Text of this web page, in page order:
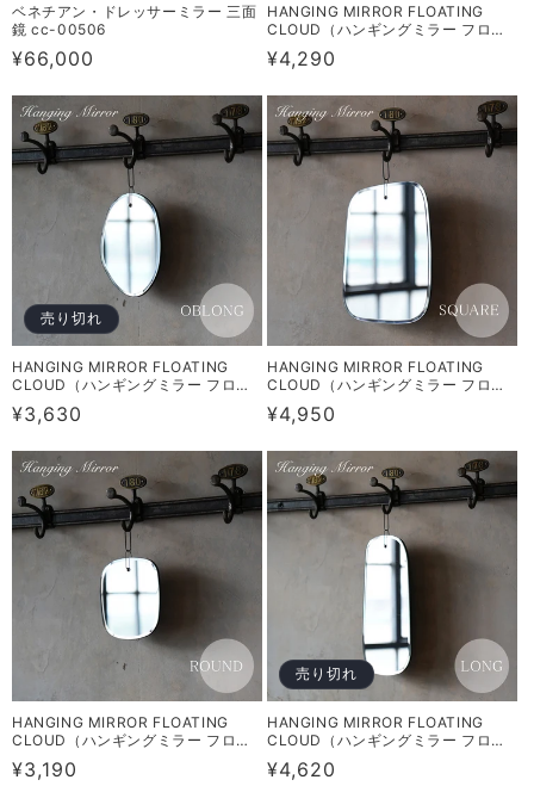
ベネチアン・ドレッサーミラー 三面
鏡 cc-00506
通
価
格
¥66,000
HANGING MIRROR FLOATING
CLOUD（ハンギングミラー フロー
RN-0817
通
価
格
¥4,290
売り切れ
HANGING MIRROR FLOATING
CLOUD（ハンギングミラー フロー
RN-0816
通
価
格
¥3,630
HANGING MIRROR FLOATING
CLOUD（ハンギングミラー フロー
RN-0815
通
価
格
¥4,950
HANGING MIRROR FLOATING
CLOUD（ハンギングミラー フロー
RN-0814
通
¥3,190
売り切れ
HANGING MIRROR FLOATING
CLOUD（ハンギングミラー フロー
RN-0813
通
¥4,620